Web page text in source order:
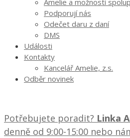
Podporují nás
Odečet daru z daní
DMS
Události
Kontakty
Kancelář Amelie, z.s.
Odběr novinek
Potřebujete poradit? Linka
denně od 9:00-15:00 nebo